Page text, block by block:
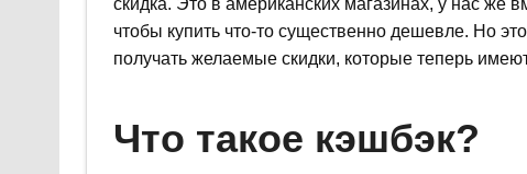
чтобы купить что-то существенно дешевле. Но
получать желаемые скидки, которые теперь
Что такое кэшбэк?